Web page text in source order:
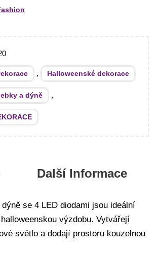
, Halloweenské dekorace
a dýně ,
Další Informace
se 4 LED diodami jsou ideální
výzdobu. Vytvářejí
světlo a dodají prostoru kouzelnou